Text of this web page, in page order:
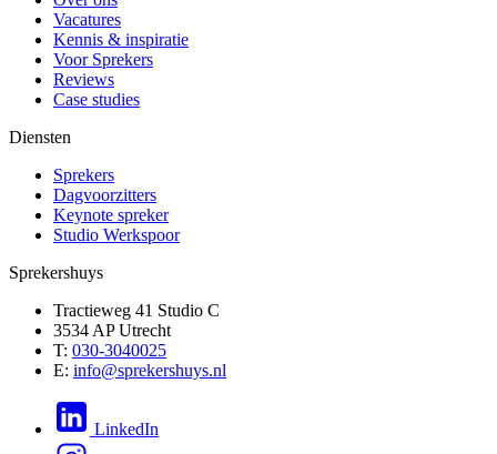
Vacatures
Kennis & inspiratie
Voor Sprekers
Reviews
Case studies
Diensten
Sprekers
Dagvoorzitters
Keynote spreker
Studio Werkspoor
Sprekershuys
Tractieweg 41 Studio C
3534 AP Utrecht
T: 030-3040025
E: info@sprekershuys.nl
LinkedIn